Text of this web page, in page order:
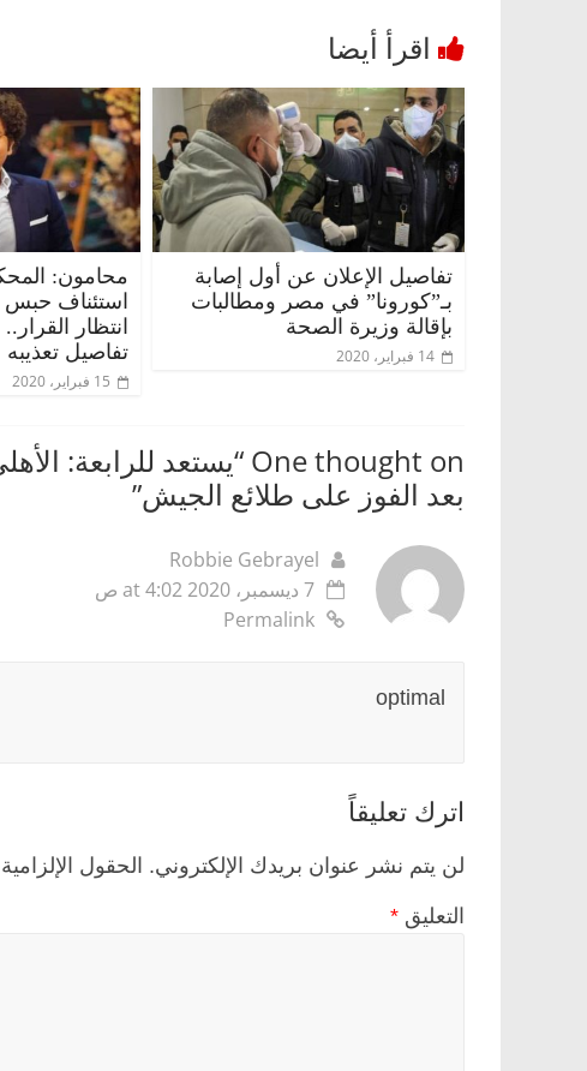
تفاصيل الإعلان عن أول إصابة
بـ”كورونا” في مصر ومطالبات
بإقالة وزيرة الصحة
14 فبراير، 2020
محامون:
استئناف حبس
انتظار
تفاصيل تعذيبه
15 فبراير، 2020
One thought on “ يستعد للرابعة:
بعد الفوز على طلائع الجيش”
Robbie Gebrayel
7 ديسمبر، 2020 at 4:02 ص
Permalink
optimal
اترك تعليقاً
لن يتم نشر عنوان بريدك الإلكتروني. الحقول
التعليق *